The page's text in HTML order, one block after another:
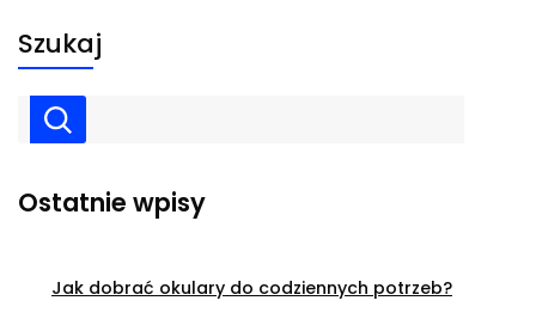
Szukaj
Ostatnie wpisy
Jak dobrać okulary do codziennych potrzeb?